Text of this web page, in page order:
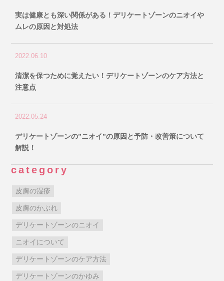
実は健康とも深い関係がある！デリケートゾーンのニオイや
ムレの原因と対処法
2022.06.10
清潔を保つために覚えたい！デリケートゾーンのケア方法と
注意点
2022.05.24
デリケートゾーンの”ニオイ”の原因と予防・改善策について
解説！
category
皮膚の湿疹
皮膚のかぶれ
デリケートゾーンのニオイ
ニオイについて
デリケートゾーンのケア方法
デリケートゾーンのかゆみ